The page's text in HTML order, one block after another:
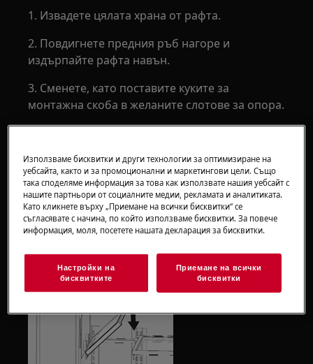
1. Извадете цялата храна от рафта.
2. Повдигнете предния ръб нагоре и
издърпайте рафта навън.
3. Сменете, като поставите куките за
монтажна скоба в желаните слотове за опора.
За да регулирате флип рафт:
1. Извадете храната от рафта.
2. Повдигнете десния страничен ръб на рафта
нагоре и натиснете наляво към
ледогенератора.
Използваме бисквитки и други технологии за оптимизиране на
уебсайта, както и за промоционални и маркетингови цели. Също
така споделяме информация за това как използвате нашия уебсайт с
нашите партньори от социалните медии, рекламата и аналитиката.
Като кликнете върху „Приемане на всички бисквитки“ се
съгласявате с начина, по който използваме бисквитки. За повече
информация, моля, посетете нашата декларация за бисквитки.
Настройки на
бисквитките
Приемане на всички
бисквитки